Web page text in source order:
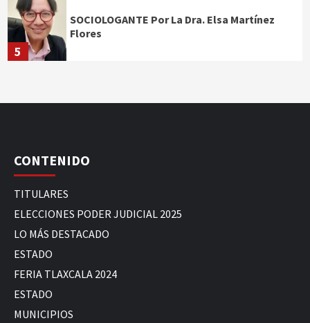
5
SOCIOLOGANTE Por La Dra. Elsa Martínez
Flores
CONTENIDO
TITULARES
ELECCIONES PODER JUDICIAL 2025
LO MÁS DESTACADO
ESTADO
FERIA TLAXCALA 2024
ESTADO
MUNICIPIOS